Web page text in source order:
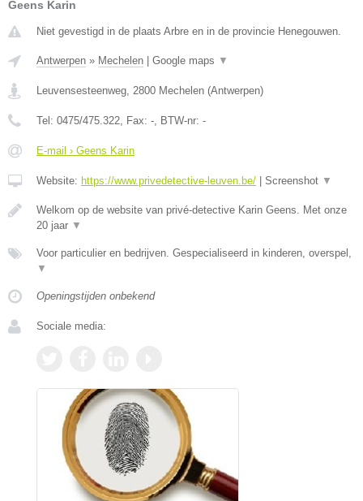
Geens Karin
Niet gevestigd in de plaats Arbre en in de provincie Henegouwen.
Antwerpen » Mechelen | Google maps ▼
Leuvensesteenweg 2800 Mechelen (Antwerpen)
Tel: 0475/475.322 , Fax: - , BTW-nr: -
E-mail › Geens Karin
Website: https://www.privedetective-leuven.be/ | Screenshot ▼
Welkom op de website van privé-detective Karin Geens. Met onze
20 jaar ▼
Voor particulier en bedrijven. Gespecialiseerd in kinderen, overspel,
▼
Openingstijden onbekend
Sociale media: